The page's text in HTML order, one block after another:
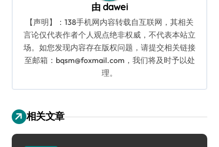
由 dawei
【声明】：138手机网内容转载自互联网，其相关
言论仅代表作者个人观点绝非权威，不代表本站立
场。如您发现内容存在版权问题，请提交相关链接
至邮箱：bqsm@foxmail.com，我们将及时予以处
理。
相关文章